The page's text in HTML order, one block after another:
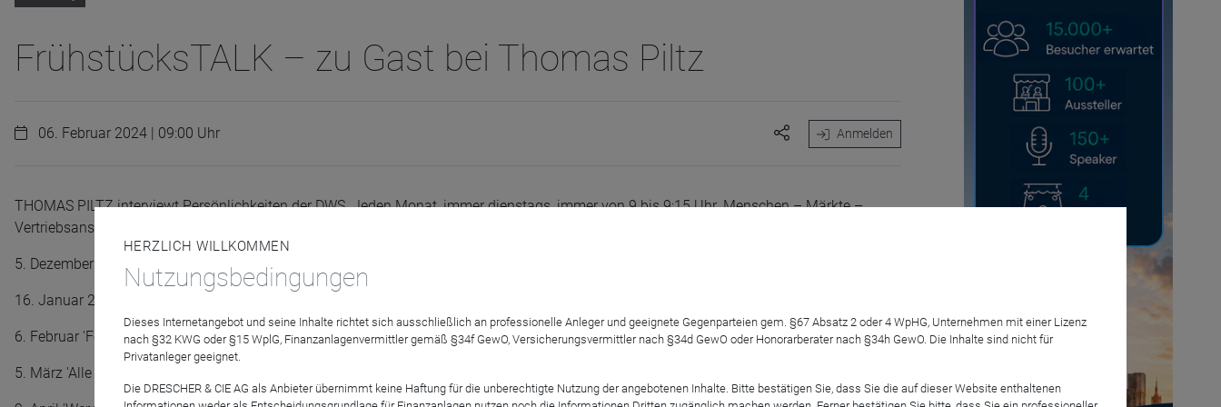
FrühstücksTALK – zu Gast bei Thomas Piltz
06. Februar 2024 | 09:00 Uhr Anmelden
THOMAS PILTZ interviewt Persönlichkeiten der DWS. Jeden Monat, immer dienstags, immer von 9 bis 9:15 Uhr. Menschen – Märkte –
Vertriebsansätze. Starten Sie mit uns in Ihren Arbeitstag!
5. Dezember 'Big in Japan - so tickt das Reich der aufgehenden Sonne' Zu Gast: Fondsmanagerin LILIAN HAAG
16. Januar 2024 'Vor Ort: Dem KI-Hype auf der Spur' - Gast: ZEQUN THANG, Fondsmanager DWS Invest Artificial Intelligence
6. Februar 'Festgeld-Alternativen?': - Fondsmanager CHRISTIAN REITER, Floating Rate Notes & DANIEL KITTLER, DWS Euro Bonds (Short)
5. März 'Alle reden von Wachstums-Chancen' - Dr. THOMAS BUCHER, DWS Global Growth
HERZLICH WILLKOMMEN
Nutzungsbedingungen
Dieses Internetangebot und seine Inhalte richtet sich ausschließlich an professionelle Anleger und geeignete Gegenparteien gem. §67 Absatz 2 oder 4 WpHG, Unternehmen mit einer Lizenz
nach §32 KWG oder §15 WplG, Finanzanlagenvermittler gemäß §34f GewO, Versicherungsvermittler nach §34d GewO oder Honorarberater nach §34h GewO. Die Inhalte sind nicht für
Privatanleger geeignet.
Die DRESCHER & CIE AG als Anbieter übernimmt keine Haftung für die unberechtigte Nutzung der angebotenen Inhalte. Bitte bestätigen Sie, dass Sie die auf dieser Website enthaltenen